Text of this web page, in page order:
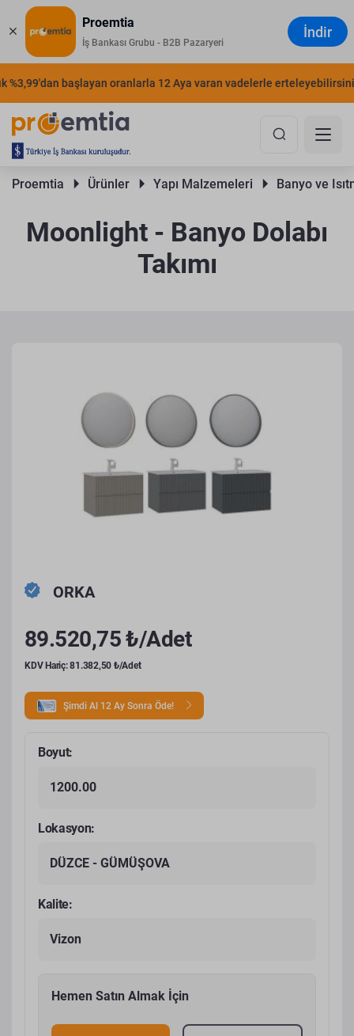
Proemtia
İş Bankası Grubu - B2B Pazaryeri
İndir
başlayan oranlarla 12 Aya varan vadelerle erteleyebilirsiniz.
Proemtia Ürünler Yapı Malzemeleri Banyo ve
Moonlight - Banyo Dolabı
Takımı
ORKA
89.520,75 ₺/Adet
KDV Hariç: 81.382,50 ₺/Adet
Şimdi Al 12 Ay Sonra Öde!
Boyut:
1200.00
Lokasyon:
DÜZCE - GÜMÜŞOVA
Kalite:
Vizon
Hemen Satın Almak İçin